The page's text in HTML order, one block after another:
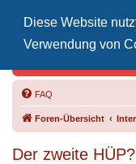
Diese Website
Verwendung von
FAQ
Foren-Übersicht
Der zweite HÜP?